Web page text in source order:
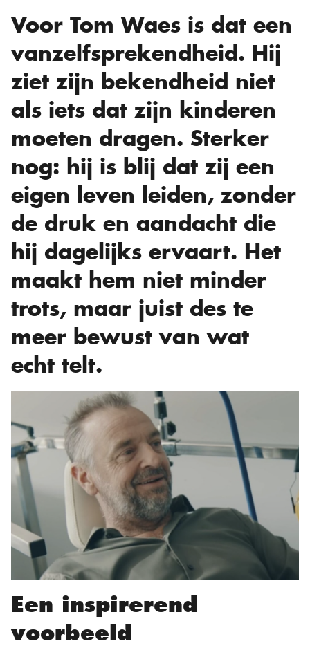
Voor Tom Waes is dat een
vanzelfsprekendheid. Hij
ziet zijn bekendheid niet
als iets dat zijn kinderen
moeten dragen. Sterker
nog: hij is blij dat zij een
eigen leven leiden, zonder
de druk en aandacht die
hij dagelijks ervaart. Het
maakt hem niet minder
trots, maar juist des te
meer bewust van wat
echt telt.
Een inspirerend
voorbeeld